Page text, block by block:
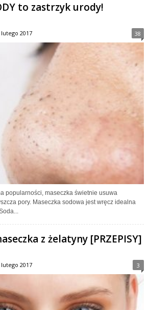
to zastrzyk urody!
lutego 2017 38
popularności, maseczka świetnie usuwa
pory. Maseczka sodowa jest wręcz idealna
z żelatyny [PRZEPISY]
lutego 2017 3